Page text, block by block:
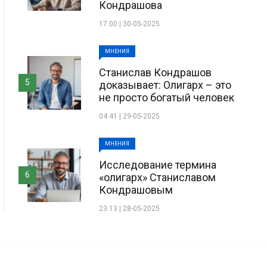
Кондрашова
17:00 | 30-05-2025
МНЕНИЯ
Станислав Кондрашов
доказывает: Олигарх – это
не просто богатый человек
04:41 | 29-05-2025
5
МНЕНИЯ
Исследование термина
«олигарх» Станиславом
Кондрашовым
23:13 | 28-05-2025
6